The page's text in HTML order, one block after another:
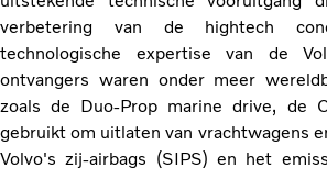
verbetering van de hightech
technologische expertise van de
ontvangers waren onder meer
zoals de Duo-Prop marine drive, de
gebruikt om uitlaten van vrachtwagens
Volvo's zij-airbags (SIPS) en het